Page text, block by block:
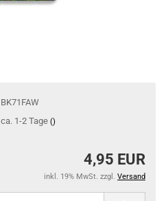
BK71FAW
ca. 1-2 Tage ()
4,95 EUR
inkl. 19% MwSt. zzgl. Versand